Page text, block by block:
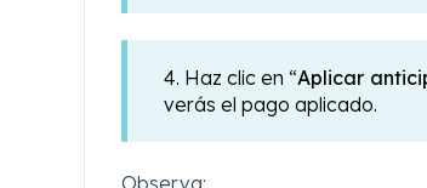
4. Haz clic en “Aplicar
verás el pago aplicado.
Observa: